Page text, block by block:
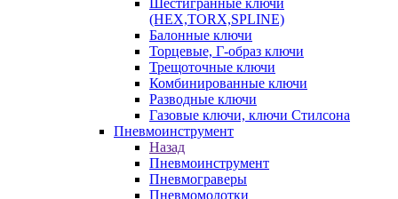
Шестигранные ключи
(HEX,TORX,SPLINE)
Балонные ключи
Торцевые, Г-образ ключи
Трещоточные ключи
Комбинированные ключи
Разводные ключи
Газовые ключи, ключи Стилсона
Пневмоинструмент
Назад
Пневмоинструмент
Пневмограверы
Пневмомолотки